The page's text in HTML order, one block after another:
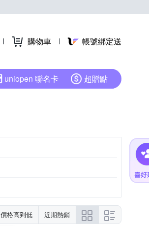
購物車 帳號綁定送
uniopen 聯名卡 超贈點
價格高到低 近期熱銷